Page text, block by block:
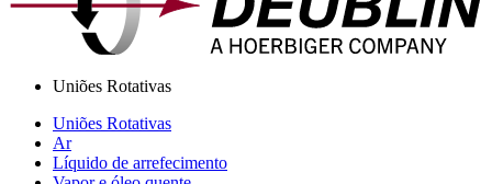
Uniões Rotativas
Uniões Rotativas
Ar
Líquido de arrefecimento